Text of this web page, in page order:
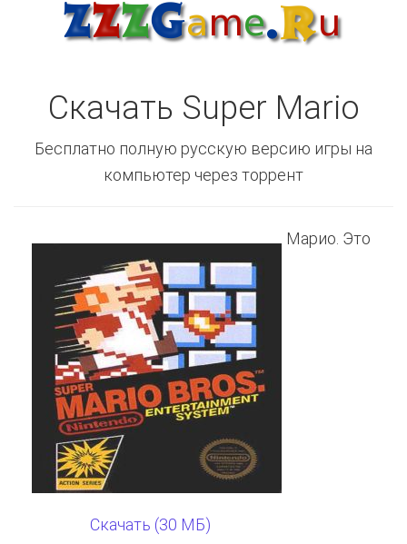
Скачать Super Mario
Бесплатно полную русскую версию игры на
компьютер через торрент
Скачать (30 МБ)
Марио. Это